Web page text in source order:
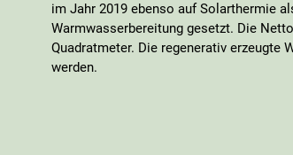
im Jahr 2019 ebenso auf Solarthermie
Warmwasserbereitung gesetzt. Die
Quadratmeter. Die regenerativ erzeugte
werden.